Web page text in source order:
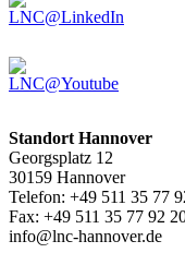
Standort Hannover
Georgsplatz 12
30159 Hannover
Telefon: +49 511 35 77
Fax: +49 511 35 77 92
info@lnc-hannover.de